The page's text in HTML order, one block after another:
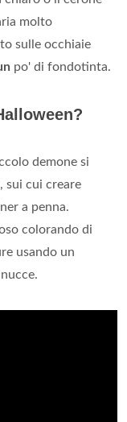
molto
sulle occhiaie
po' di fondotinta.
demone si
sui cui creare
a penna.
colorando di
usando un